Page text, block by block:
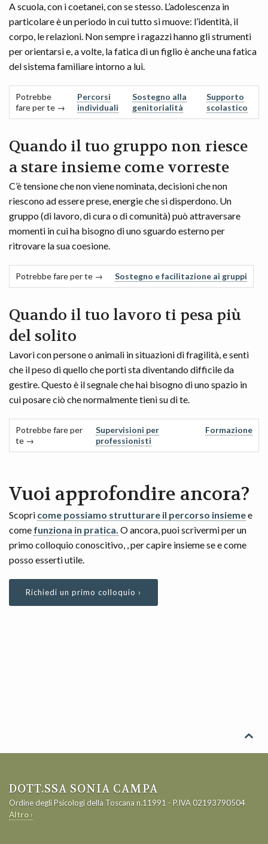
A scuola, con i coetanei, con se stesso. L’adolescenza in
particolare è un periodo in cui tutto si muove: l’identità, il
corpo, le relazioni. Non sempre i ragazzi hanno gli strumenti
per orientarsi e, a volte, la fatica di un figlio è anche una fatica
del sistema familiare intorno a lui.
Potrebbe
fare per te →
Percorsi
individuali
Sostegno alla
genitorialità
Supporto
scolastico
Quando il tuo gruppo non riesce
a stare insieme come vorreste
C’è tensione che non viene nominata, decisioni che non
riescono ad essere prese, energie che si disperdono. Un
gruppo (di lavoro, di cura o di comunità) può attraversare
momenti in cui ha bisogno di uno sguardo esterno per
ritrovare la sua coesione.
Potrebbe fare per te → Sostegno e facilitazione ai gruppi
Quando il tuo lavoro ti pesa più
del solito
Lavori con persone o animali in situazioni di fragilità, e senti
che il peso di quello che porti sta diventando difficile da
gestire. Questo è il segnale che hai bisogno di uno spazio in
cui posare ciò che normalmente tieni su di te.
Potrebbe fare per
te →
Supervisioni per
professionisti
Formazione
Vuoi approfondire ancora?
Scopri come possiamo strutturare il percorso insiemee
come funziona in pratica. O ancora, puoi scrivermi per un
primo colloquio conoscitivo, , per capire insieme se e come
posso esserti utile.
Richiedi un primo colloquio ›

DOTT.SSA SONIA CAMPA
Ordine degli Psicologi della Toscana n.11991 - P.IVA 02193790504
Altro ›